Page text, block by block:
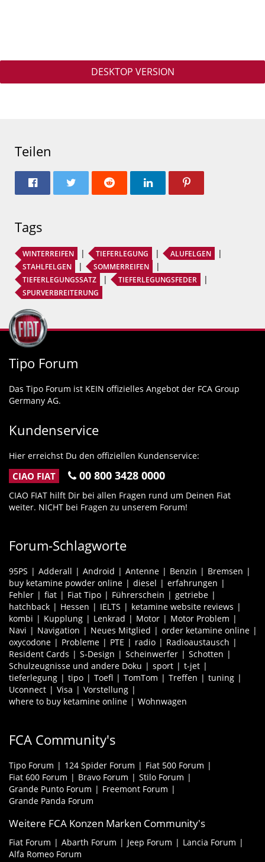
DESKTOP VERSION
Teilen
Tags
WINTERREIFEN TIEFERLEGUNG
ALUFELGEN
STAHLFELGEN
SOMMERREIFEN
TIEFERLEGUNGSSATZ
TIEFERLEGUNGSFEDER
SPURVERBREITERUNG
Tipo Forum
Das Tipo Forum ist KEIN offizielles Angebot der FCA Group
Germany AG.
Kundenservice
Hier erreichst Du den offiziellen Kundenservice:
CIAO FIAT 00 800 3428 0000
CIAO FIAT hilft Dir bei allen Fragen rund um Deinen Fiat
weiter. NICHT bei Fragen zu unserem Forum!
Forum-Schlagworte
95PS Adderall Android Antenne Benzin
Bremsen
buy ketamine powder online
diesel
erfahrungen
Fehler
fiat Fiat Tipo Führerschein
getriebe
hatchback
Hessen IELTS
ketamine website reviews
kombi
Kupplung Lenkrad Motor
Motor Problem
Navi
Navigation Neues Mitglied
order ketamine online
oxycodone
Probleme PTE radio
Radioaustausch
Resident Cards
S-Design Scheinwerfer
Schotten
Schulzeugnisse und andere Doku
sport
t-jet
tieferlegung
tipo Toefl TomTom Treffen
tuning
Uconnect
Visa
Vorstellung
where to buy ketamine online
Wohnwagen
FCA Community's
Tipo Forum 124 Spider Forum
Fiat 500 Forum
Fiat 600 Forum
Bravo Forum
Stilo Forum
Grande Punto Forum
Freemont Forum
Grande Panda Forum
Weitere FCA Konzen Marken Community's
Fiat Forum Abarth Forum Jeep Forum
Lancia Forum
Alfa Romeo Forum